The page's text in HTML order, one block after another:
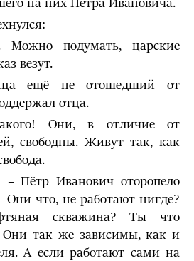
на них Петра Ивановича.
подумать, царские
везут.
ещё не отошедший от
отца.
Они, в отличие от
свободны. Живут так, как
– Пётр Иванович оторопело
Они что, не работают нигде?
скважина? Ты что
Они так же зависимы, как и
А если работают сами на